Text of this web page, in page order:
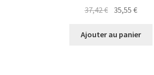
37,42€ Le
initial
35,55€Le
actuel
Ajouter au panier